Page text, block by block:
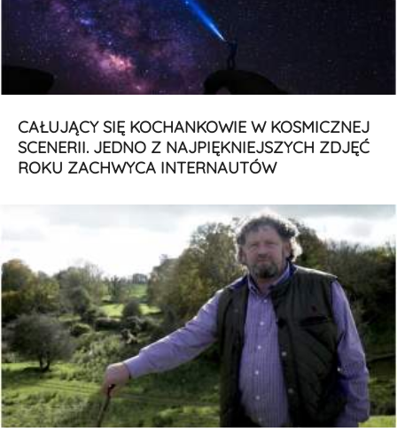
CAŁUJĄCY SIĘ KOCHANKOWIE W KOSMICZNEJ
SCENERII. JEDNO Z NAJPIĘKNIEJSZYCH ZDJĘĆ
ROKU ZACHWYCA INTERNAUTÓW